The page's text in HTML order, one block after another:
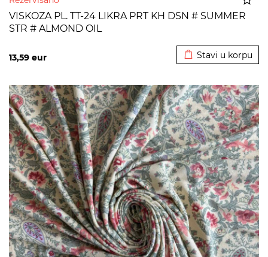
VISKOZA PL. TT-24 LIKRA PRT KH DSN # SUMMER
STR # ALMOND OIL
13,59 eur Stavi u korpu